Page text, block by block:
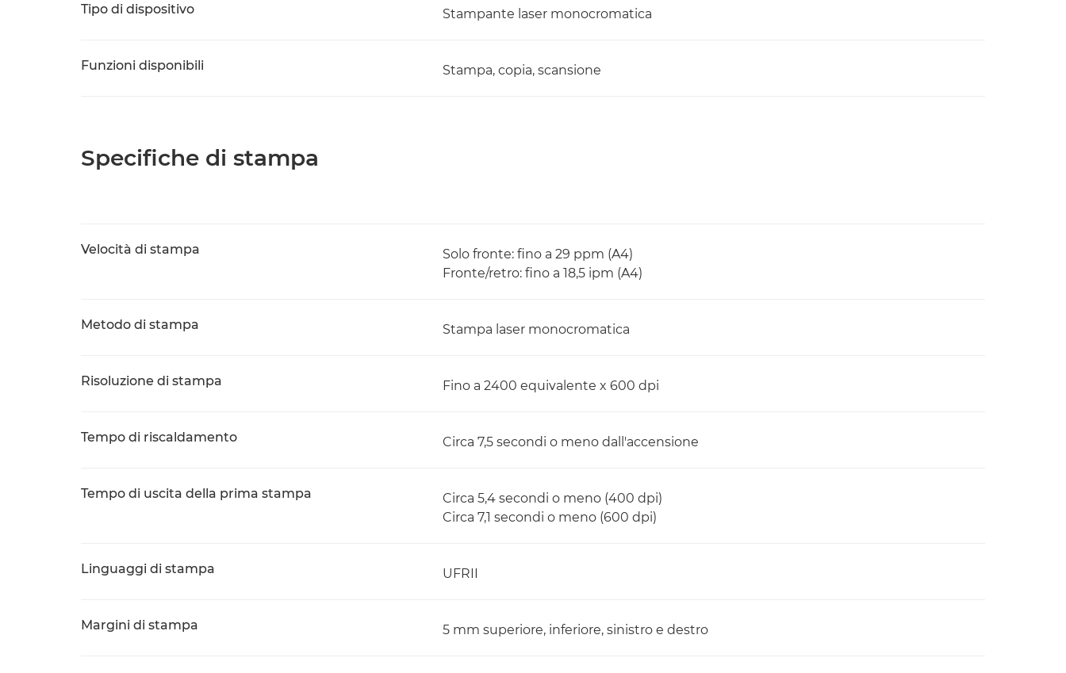
Tipo di dispositivo Stampante laser monocromatica
Funzioni disponibili Stampa, copia, scansione
Specifiche di stampa
Velocità di stampa
Solo fronte: fino a 29 ppm (A4)
Fronte/retro: fino a 18,5 ipm (A4)
Metodo di stampa Stampa laser monocromatica
Risoluzione di stampa Fino a 2400 equivalente x 600 dpi
Tempo di riscaldamento Circa 7,5 secondi o meno dall'accensione
Tempo di uscita della prima stampa
Circa 5,4 secondi o meno (400 dpi)
Circa 7,1 secondi o meno (600 dpi)
Linguaggi di stampa UFRII
Margini di stampa 5 mm superiore, inferiore, sinistro e destro